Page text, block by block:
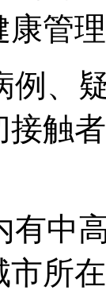
康管
例、
触
有中
所